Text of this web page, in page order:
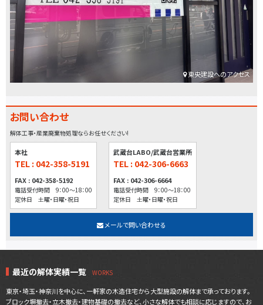
東央建設へのアクセス
お問い合わせ
解体工事・産業廃棄物処理ならお任せください!
本社
TEL : 042-358-5191
FAX : 042-358-5192
電話受付時間 9：00～18：00
定休日 土曜・日曜・祝日
武蔵台LABO/武蔵台営業所
TEL : 042-306-6663
FAX : 042-306-6664
電話受付時間 9：00～18：00
定休日 土曜・日曜・祝日
メールで問い合わせる
最近の解体実績一覧
東京・埼玉・神奈川を中心に、一軒家の木造住宅から大型施設の解体まで承っております。
ブロック塀撤去・立木撤去・建物基礎の撤去など、小さな解体でも相談に応じますので、お